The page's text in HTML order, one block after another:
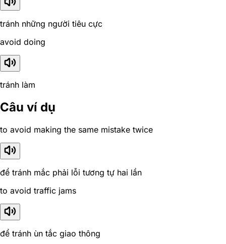
tránh những người tiêu cực
avoid doing
tránh làm
Câu ví dụ
to avoid making the same mistake twice
để tránh mắc phải lỗi tương tự hai lần
to avoid traffic jams
để tránh ùn tắc giao thông